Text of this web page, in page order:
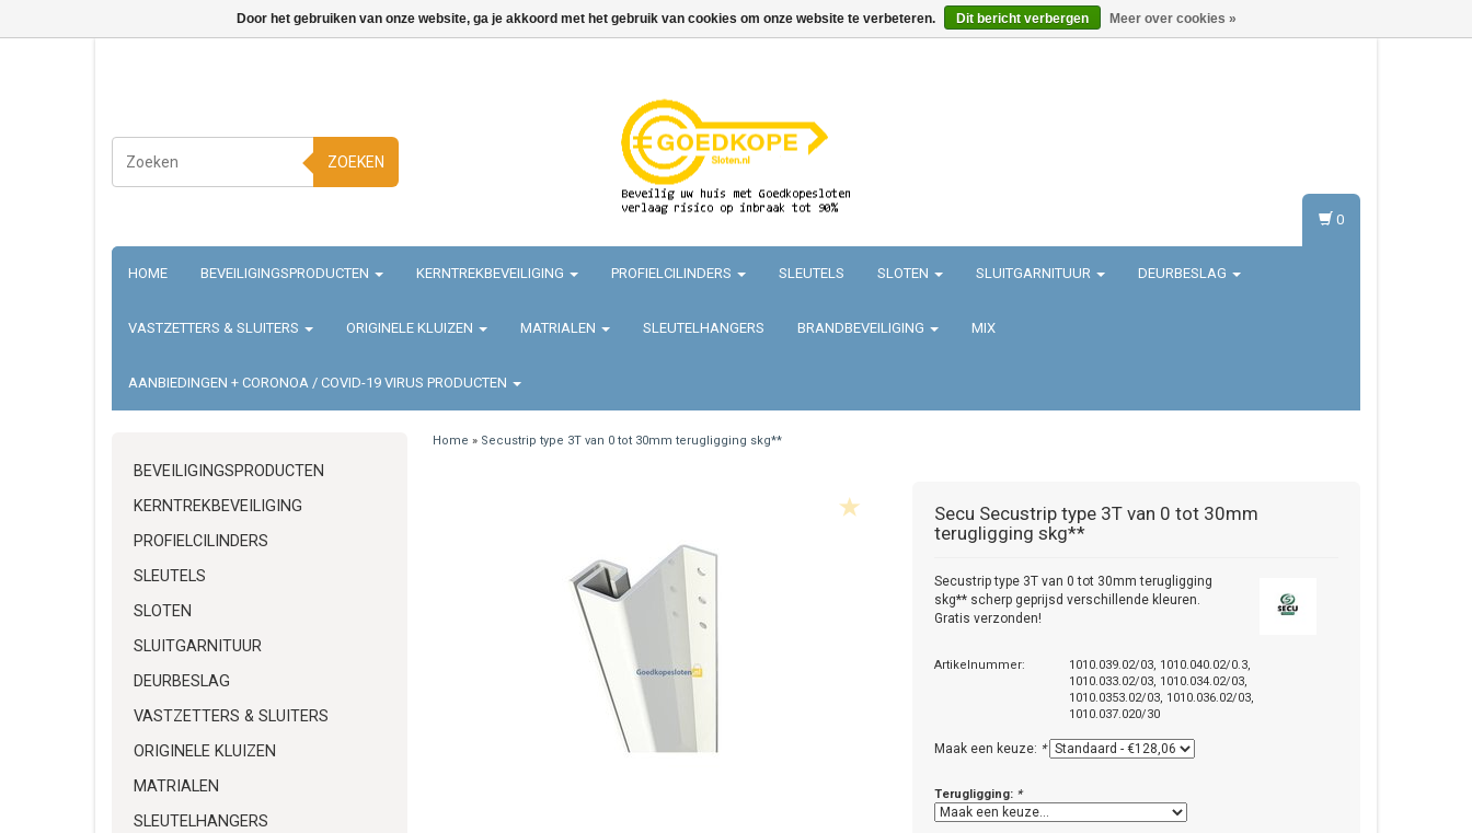
ZOEKEN
HOME BEVEILIGINGSPRODUCTEN KERNTREKBEVEILIGING PROFIELCILINDERS SLEUTELS SLOTEN SLUITGARNITUUR DEURBESLAG
VASTZETTERS & SLUITERS ORIGINELE KLUIZEN MATRIALEN SLEUTELHANGERS BRANDBEVEILIGING MIX
AANBIEDINGEN + CORONOA / COVID-19 VIRUS PRODUCTEN
0
BEVEILIGINGSPRODUCTEN
KERNTREKBEVEILIGING
PROFIELCILINDERS
SLEUTELS
SLOTEN
SLUITGARNITUUR
DEURBESLAG
VASTZETTERS & SLUITERS
ORIGINELE KLUIZEN
MATRIALEN
SLEUTELHANGERS
Home » Secustrip type 3T van 0 tot 30mm terugligging skg**
Secu Secustrip type 3T van 0 tot 30mm
terugligging skg**
Secustrip type 3T van 0 tot 30mm terugligging
skg** scherp geprijsd verschillende kleuren.
Gratis verzonden!
Artikelnummer:
1010.039.02/03, 1010.040.02/0.3,
1010.033.02/03, 1010.034.02/03,
1010.0353.02/03, 1010.036.02/03,
1010.037.020/30
Maak een keuze: *
Terugligging: *
Door het gebruiken van onze website, ga je akkoord met het gebruik van cookies om onze website te verbeteren. Dit bericht verbergen Meer over cookies »